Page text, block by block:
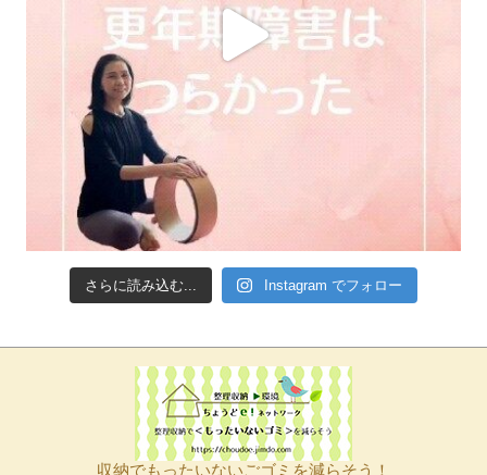
さらに読み込む... Instagram でフォロー
収納でもったいないごゴミを減らそう！